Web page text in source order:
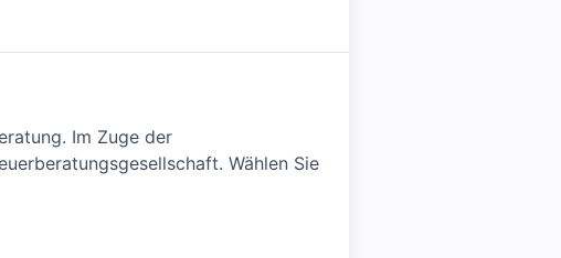
Im Zuge der
Wählen Sie